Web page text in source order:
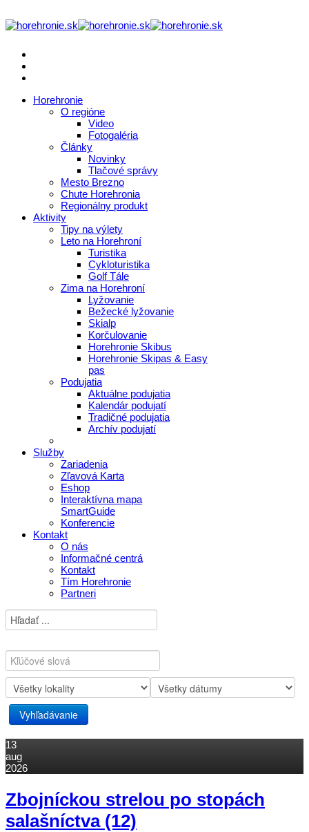
Horehronie
O regióne
Video
Fotogaléria
Články
Novinky
Tlačové správy
Mesto Brezno
Chute Horehronia
Regionálny produkt
Aktivity
Tipy na výlety
Leto na Horehroní
Turistika
Cykloturistika
Golf Tále
Zima na Horehroní
Lyžovanie
Bežecké lyžovanie
Skialp
Korčulovanie
Horehronie Skibus
Horehronie Skipas & Easy
pas
Podujatia
Aktuálne podujatia
Kalendár podujatí
Tradičné podujatia
Archív podujatí
Služby
Zariadenia
Zľavová Karta
Eshop
Interaktívna mapa
SmartGuide
Konferencie
Kontakt
O nás
Informačné centrá
Kontakt
Tím Horehronie
Partneri
13
aug
2026
Zbojníckou strelou po stopách
salašníctva (12)